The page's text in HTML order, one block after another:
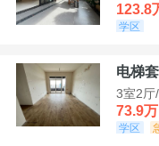
123.8
学区
电梯
3室2厅
73.9万
学区